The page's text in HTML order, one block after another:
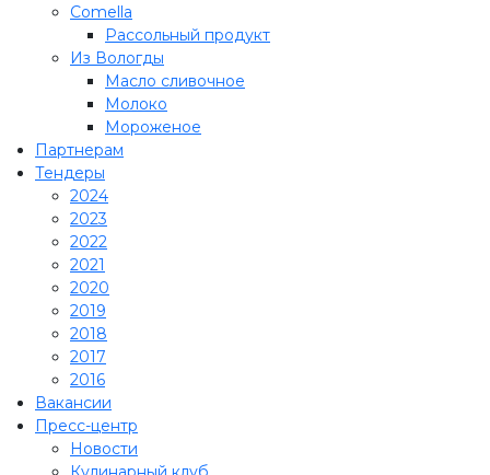
Comеlla
Рассольный продукт
Из Вологды
Масло сливочное
Молоко
Мороженое
Партнерам
Тендеры
2024
2023
2022
2021
2020
2019
2018
2017
2016
Вакансии
Пресс-центр
Новости